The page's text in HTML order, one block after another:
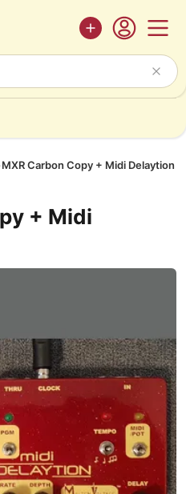
MXR Carbon Copy + Midi Delaytion
+ Midi